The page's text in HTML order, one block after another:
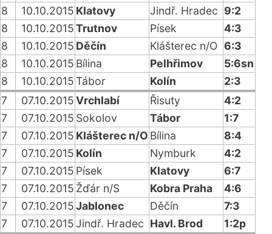
8
10.10.2015 Klatovy Jindř. Hradec 9:2
8
10.10.2015Trutnov Písek
4:3
8
10.10.2015 Děčín Klášterec n/O 6:3
8
10.10.2015 Bílina Pelhřimov
5:6sn
8
10.10.2015Tábor Kolín
2:3
7
07.10.2015Vrchlabí Řisuty
4:2
7
07.10.2015 Sokolov Tábor
1:7
7
07.10.2015 Klášterec n/O Bílina
8:4
7
07.10.2015 Kolín Nymburk
4:2
7
07.10.2015 Písek Klatovy
6:7
7
07.10.2015 Žďár n/S Kobra Praha
4:6
7
07.10.2015Jablonec Děčín
7:3
7
07.10.2015Jindř. Hradec Havl. Brod
1:2p